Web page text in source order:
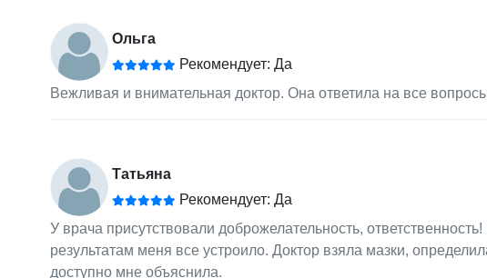
Ольга
Рекомендует: Да
Вежливая и внимательная доктор. Она ответила на все
Татьяна
Рекомендует: Да
У врача присутствовали доброжелательность,
результатам меня все устроило. Доктор взяла мазки,
доступно мне объяснила.